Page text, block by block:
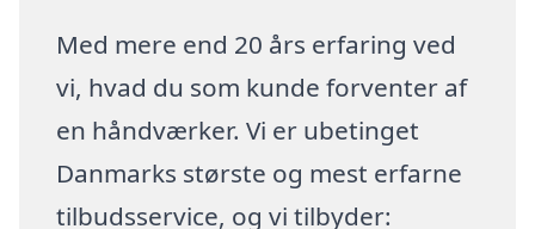
Med mere end 20 års erfaring ved
vi, hvad du som kunde forventer af
en håndværker. Vi er ubetinget
Danmarks største og mest erfarne
tilbudsservice, og vi tilbyder: